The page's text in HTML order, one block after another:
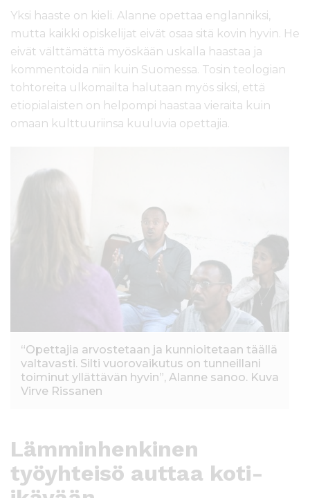
Yksi haaste on kieli. Alanne opettaa englanniksi,
mutta kaikki opiskelijat eivät osaa sitä kovin hyvin. He
eivät välttämättä myöskään uskalla haastaa ja
kommentoida niin kuin Suomessa. Tosin teologian
tohtoreita ulkomailta halutaan myös siksi, että
etiopialaisten on helpompi haastaa vieraita kuin
omaan kulttuuriinsa kuuluvia opettajia.
“Opettajia arvostetaan ja kunnioitetaan täällä
valtavasti. Silti vuorovaikutus on tunneillani
toiminut yllättävän hyvin”, Alanne sanoo. Kuva
Virve Rissanen
Lämminhenkinen
työyhteisö auttaa koti-